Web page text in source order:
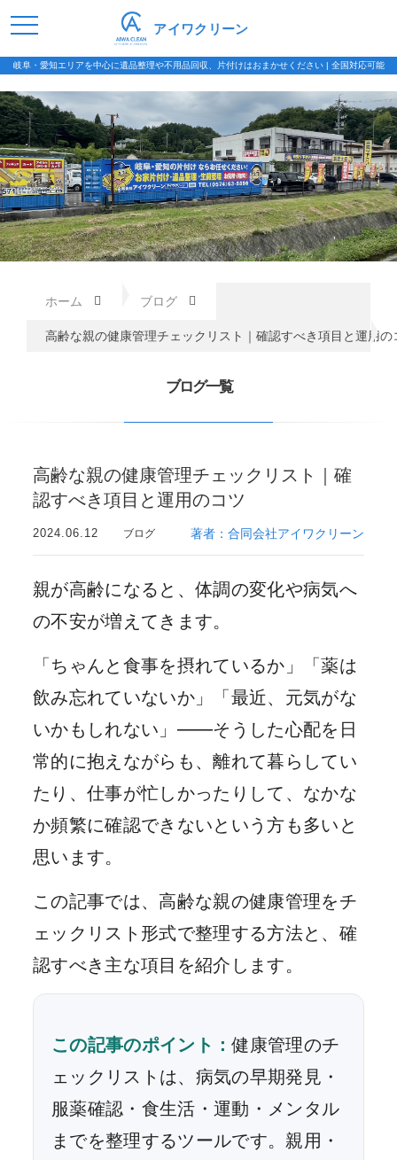
岐阜・愛知エリアを中心に遺品整理や不用品回収、片付けはおまかせください | 全国対応可能
アイワクリーン
ホーム ブログ
高齢な親の健康管理チェックリスト｜確認すべき項目と運用の
ブログ一覧
高齢な親の健康管理チェックリスト｜確
認すべき項目と運用のコツ
2024.06.12 ブログ 著者：合同会社アイワクリーン
親が高齢になると、体調の変化や病気へ
の不安が増えてきます。
「ちゃんと食事を摂れているか」「薬は
飲み忘れていないか」「最近、元気がな
いかもしれない」——そうした心配を日
常的に抱えながらも、離れて暮らしてい
たり、仕事が忙しかったりして、なかな
か頻繁に確認できないという方も多いと
思います。
この記事では、高齢な親の健康管理をチ
ェックリスト形式で整理する方法と、確
認すべき主な項目を紹介します。
この記事のポイント：健康管理のチ
ェックリストは、病気の早期発見・
服薬確認・食生活・運動・メンタル
までを整理するツールです。親用・